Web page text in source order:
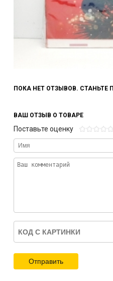
ПОКА НЕТ ОТЗЫВОВ. СТАНЬТЕ
ВАШ ОТЗЫВ О ТОВАРЕ
Поставьте оценку
Отправить